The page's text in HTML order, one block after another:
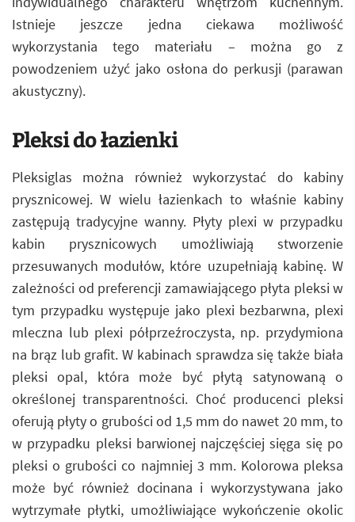
Istnieje jeszcze jedna ciekawa możliwość
wykorzystania tego materiału – można go z
powodzeniem użyć jako osłona do perkusji (parawan
akustyczny).
Pleksi do łazienki
Pleksiglas można również wykorzystać do kabiny
prysznicowej. W wielu łazienkach to właśnie kabiny
zastępują tradycyjne wanny. Płyty plexi w przypadku
kabin prysznicowych umożliwiają stworzenie
przesuwanych modułów, które uzupełniają kabinę. W
zależności od preferencji zamawiającego płyta pleksi w
tym przypadku występuje jako plexi bezbarwna, plexi
mleczna lub plexi półprzeźroczysta, np. przydymiona
na brąz lub grafit. W kabinach sprawdza się także biała
pleksi opal, która może być płytą satynowaną o
określonej transparentności. Choć producenci pleksi
oferują płyty o grubości od 1,5 mm do nawet 20 mm, to
w przypadku pleksi barwionej najczęściej sięga się po
pleksi o grubości co najmniej 3 mm. Kolorowa pleksa
może być również docinana i wykorzystywana jako
wytrzymałe płytki, umożliwiające wykończenie okolic